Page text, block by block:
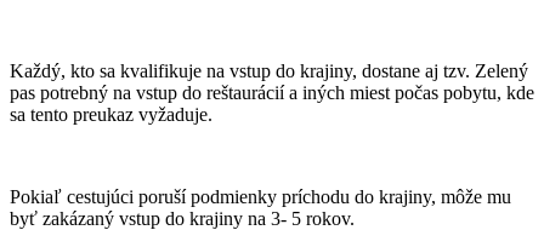
Každý, kto sa kvalifikuje na vstup do krajiny, dostane aj tzv. Zelený
pas potrebný na vstup do reštaurácií a iných miest počas pobytu, kde
sa tento preukaz vyžaduje.
Pokiaľ cestujúci poruší podmienky príchodu do krajiny, môže mu
byť zakázaný vstup do krajiny na 3- 5 rokov.